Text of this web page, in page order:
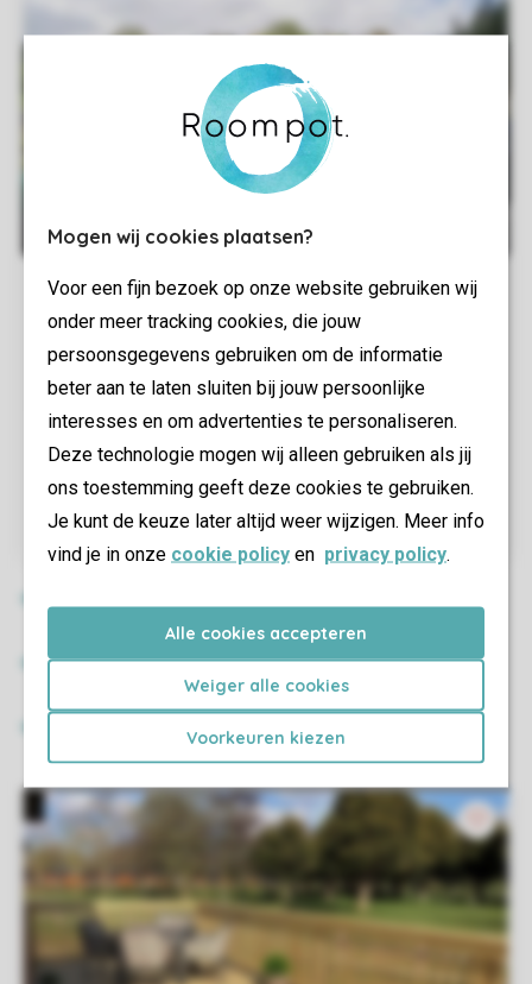
Mogen wij cookies plaatsen?
Voor een fijn bezoek op onze website gebruiken wij
onder meer tracking cookies, die jouw
persoonsgegevens gebruiken om de informatie
beter aan te laten sluiten bij jouw persoonlijke
interesses en om advertenties te personaliseren.
Deze technologie mogen wij alleen gebruiken als jij
ons toestemming geeft deze cookies te gebruiken.
Je kunt de keuze later altijd weer wijzigen. Meer info
vind je in onze cookie policy en privacy policy.
Alle cookies accepteren
Weiger alle cookies
Voorkeuren kiezen